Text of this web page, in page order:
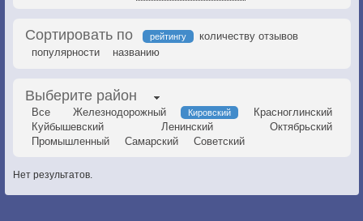
Сортировать по рейтингу
количеству отзывов
популярности
названию
Выберите район
Все Железнодорожный Кировский
Красноглинский
Куйбышевский
Ленинский
Октябрьский
Промышленный
Самарский Советский
Нет результатов.